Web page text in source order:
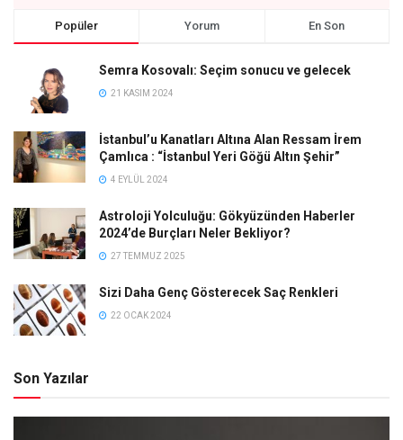
Popüler Yorum En Son
Semra Kosovalı: Seçim sonucu ve gelecek
21 KASIM 2024
İstanbul’u Kanatları Altına Alan Ressam İrem
Çamlıca : “İstanbul Yeri Göğü Altın Şehir”
4 EYLÜL 2024
Astroloji Yolculuğu: Gökyüzünden Haberler
2024’de Burçları Neler Bekliyor?
27 TEMMUZ 2025
Sizi Daha Genç Gösterecek Saç Renkleri
22 OCAK 2024
Son Yazılar